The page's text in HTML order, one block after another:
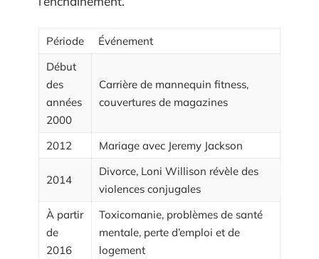
Période
Événement
Début
des
années
2000
Carrière de mannequin fitness,
couvertures de magazines
2012 Mariage avec Jeremy Jackson
2014
Divorce, Loni Willison révèle des
violences conjugales
À partir
de
2016
Toxicomanie, problèmes de santé
mentale, perte d’emploi et de
logement